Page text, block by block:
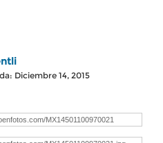
Diciembre 14, 2015